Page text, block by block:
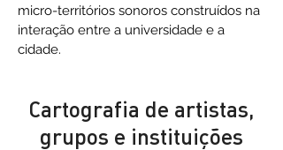
micro-territórios sonoros construídos na
interação entre a universidade e a
cidade.
Cartografia de artistas,
grupos e instituições